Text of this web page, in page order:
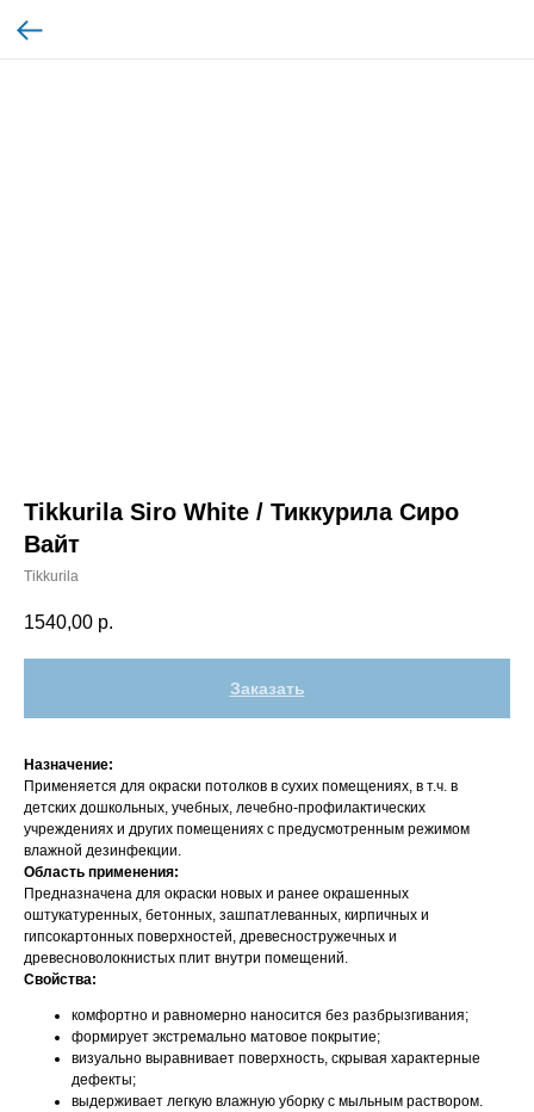
Tikkurila Siro White / Тиккурила Сиро
Вайт
Tikkurila
1540,00 р.
Заказать
Назначение:
Применяется для окраски потолков в сухих помещениях, в т.ч. в
детских дошкольных, учебных, лечебно-профилактических
учреждениях и других помещениях с предусмотренным режимом
влажной дезинфекции.
Область применения:
Предназначена для окраски новых и ранее окрашенных
оштукатуренных, бетонных, зашпатлеванных, кирпичных и
гипсокартонных поверхностей, древесностружечных и
древесноволокнистых плит внутри помещений.
Свойства:
комфортно и равномерно наносится без разбрызгивания;
формирует экстремально матовое покрытие;
визуально выравнивает поверхность, скрывая характерные
дефекты;
выдерживает легкую влажную уборку с мыльным раствором.